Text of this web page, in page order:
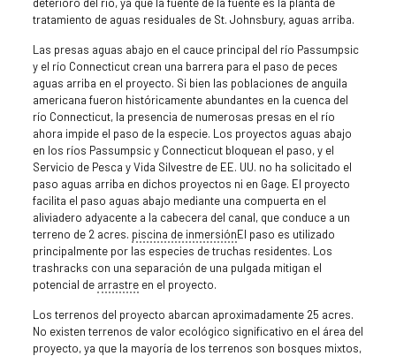
tratamiento de aguas residuales de St. Johnsbury, aguas arriba.
Las presas aguas abajo en el cauce principal del río Passumpsic
y el río Connecticut crean una barrera para el paso de peces
aguas arriba en el proyecto. Si bien las poblaciones de anguila
americana fueron históricamente abundantes en la cuenca del
río Connecticut, la presencia de numerosas presas en el río
ahora impide el paso de la especie. Los proyectos aguas abajo
en los ríos Passumpsic y Connecticut bloquean el paso, y el
Servicio de Pesca y Vida Silvestre de EE. UU. no ha solicitado el
paso aguas arriba en dichos proyectos ni en Gage. El proyecto
facilita el paso aguas abajo mediante una compuerta en el
aliviadero adyacente a la cabecera del canal, que conduce a un
terreno de 2 acres. piscina de inmersiónEl paso es utilizado
principalmente por las especies de truchas residentes. Los
trashracks con una separación de una pulgada mitigan el
potencial de arrastreen el proyecto.
Los terrenos del proyecto abarcan aproximadamente 25 acres.
No existen terrenos de valor ecológico significativo en el área del
proyecto, ya que la mayoría de los terrenos son bosques mixtos,